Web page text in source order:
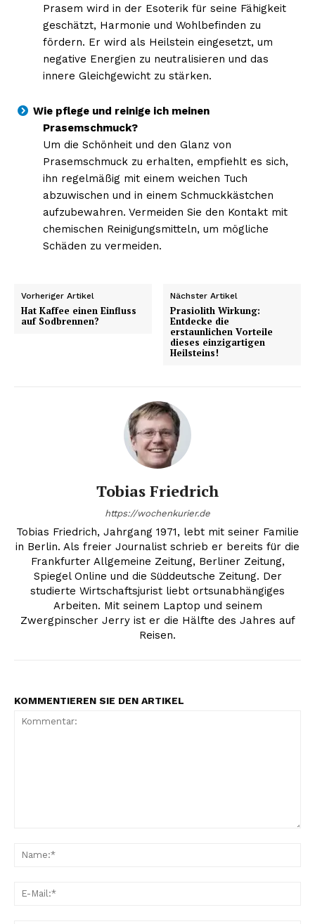
Inhalte
Prasem wird in der Esoterik für seine Fähigkeit
geschätzt, Harmonie und Wohlbefinden zu
fördern. Er wird als Heilstein eingesetzt, um
negative Energien zu neutralisieren und das
innere Gleichgewicht zu stärken.
Wie pflege und reinige ich meinen
Prasemschmuck?
Um die Schönheit und den Glanz von
Prasemschmuck zu erhalten, empfiehlt es sich,
ihn regelmäßig mit einem weichen Tuch
abzuwischen und in einem Schmuckkästchen
aufzubewahren. Vermeiden Sie den Kontakt mit
chemischen Reinigungsmitteln, um mögliche
Schäden zu vermeiden.
Vorheriger Artikel
Hat Kaffee einen Einfluss
auf Sodbrennen?
Nächster Artikel
Prasiolith Wirkung:
Entdecke die
erstaunlichen Vorteile
dieses einzigartigen
Heilsteins!
Tobias Friedrich
https://wochenkurier.de
Tobias Friedrich, Jahrgang 1971, lebt mit seiner Familie
in Berlin. Als freier Journalist schrieb er bereits für die
Frankfurter Allgemeine Zeitung, Berliner Zeitung,
Spiegel Online und die Süddeutsche Zeitung. Der
studierte Wirtschaftsjurist liebt ortsunabhängiges
Arbeiten. Mit seinem Laptop und seinem
Zwergpinscher Jerry ist er die Hälfte des Jahres auf
Reisen.
KOMMENTIEREN SIE DEN ARTIKEL